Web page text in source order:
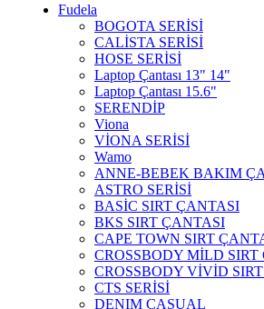
Fudela
BOGOTA SERİSİ
CALİSTA SERİSİ
HOSE SERİSİ
Laptop Çantası 13" 14"
Laptop Çantası 15.6"
SERENDİP
Viona
VİONA SERİSİ
Wamo
ANNE-BEBEK BAKIM
ASTRO SERİSİ
BASİC SIRT ÇANTASI
BKS SIRT ÇANTASI
CAPE TOWN SIRT
CROSSBODY MİLD SIRT
CROSSBODY VİVİD
CTS SERİSİ
DENIM CASUAL